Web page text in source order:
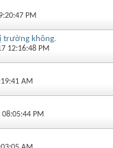
PM
trường không.
12:16:48 PM
AM
PM